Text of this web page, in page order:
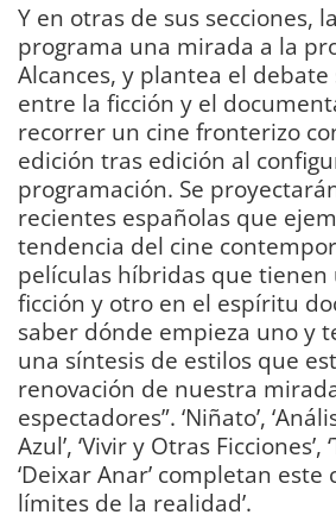
Y en otras de sus secciones,
programa una mirada a la
Alcances, y plantea el
entre la ficción y el
recorrer un cine fronterizo
edición tras edición al
programación. Se
recientes españolas que
tendencia del cine
películas híbridas que tienen
ficción y otro en el espíritu
saber dónde empieza uno y
una síntesis de estilos que
renovación de nuestra
espectadores”. ‘Niñato’,
Azul’, ‘Vivir y Otras Ficciones’,
‘Deixar Anar’ completan este
límites de la realidad’.